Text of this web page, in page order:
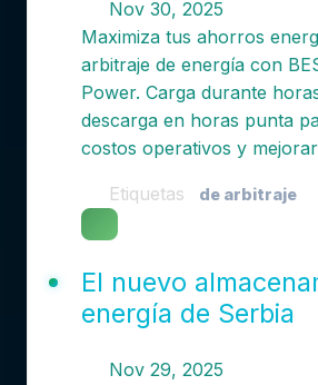
Nov 30, 2025
Maximiza tus ahorros
arbitraje de energía con
Power. Carga durante
descarga en horas punta
costos operativos y
Etiquetas de arbitraje
El nuevo
energía de Serbia
Nov 29, 2025